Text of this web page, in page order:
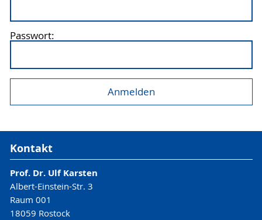
Passwort:
Kontakt
Prof. Dr. Ulf Karsten
Albert-Einstein-Str. 3
Raum 001
18059 Rostock